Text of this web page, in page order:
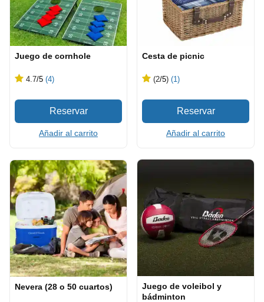
Juego de cornhole
4.7/5 (4)
Añadir al carrito
Cesta de picnic
(2/5) (1)
Añadir al carrito
Nevera (28 o 50 cuartos)
Juego de voleibol y
bádminton